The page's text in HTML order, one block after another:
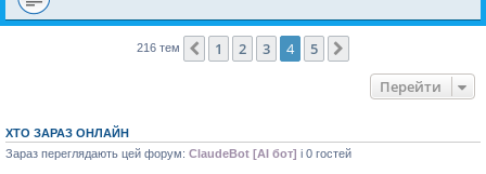
216 тем Поперед.
1 2 3 4 5
Перейти
ХТО ЗАРАЗ ОНЛАЙН
Зараз переглядають цей форум: ClaudeBot [AI бот] і 0 гостей